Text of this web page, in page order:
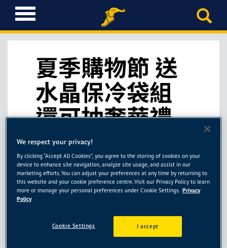
T
o
g
t
i
o
n
夏季購物節 送
水晶保冷袋組
還可抽奢華禮
品
We respect your privacy!
By clicking “Accept All Cookies”, you agree to the storing of cookies on your
device to enhance site navigation, analyze site usage, and assist in our
marketing efforts. You can adjust your preferences at any time by returning to
this website and your cookie preference centre. Visit our Privacy Policy to learn
more or manage your personal preferences under Cookie Settings. Privacy
Policy
I accept
Cookie Settings